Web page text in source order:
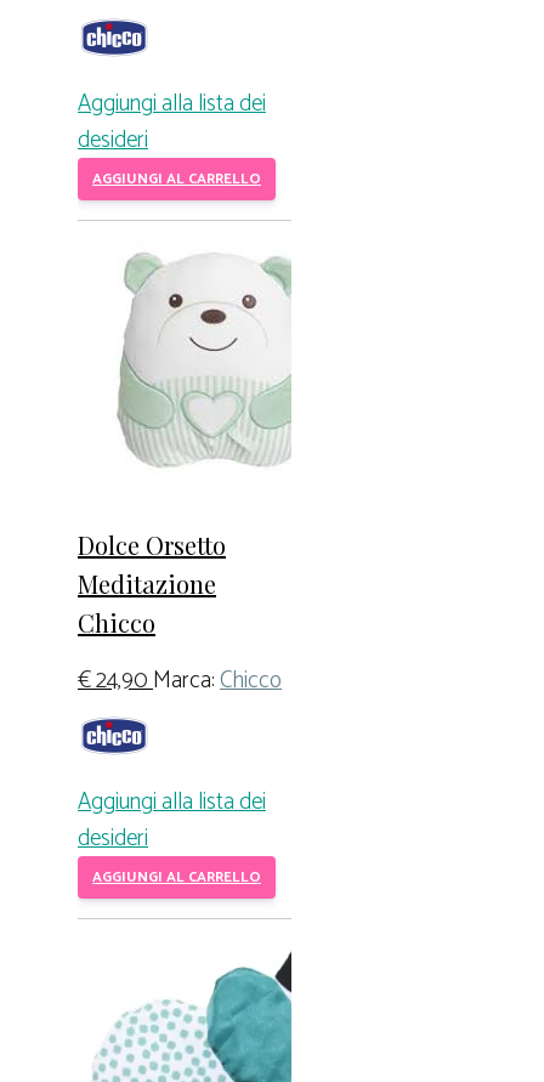
Aggiungi alla lista dei
desideri
AGGIUNGI AL CARRELLO
Dolce Orsetto
Meditazione
Chicco
€24,90Marca:Chicco
Aggiungi alla lista dei
desideri
AGGIUNGI AL CARRELLO